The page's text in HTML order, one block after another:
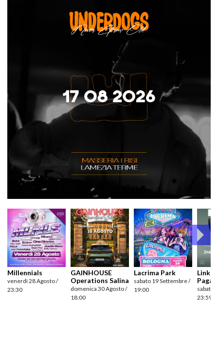
Millennials
venerdì 28 Agosto /
23:30
GAINHOUSE
Operations Salina
domenica 30 Agosto /
18:00
Lacrima Park
sabato 19 Settembre /
19:00
Link
sabato
23:59